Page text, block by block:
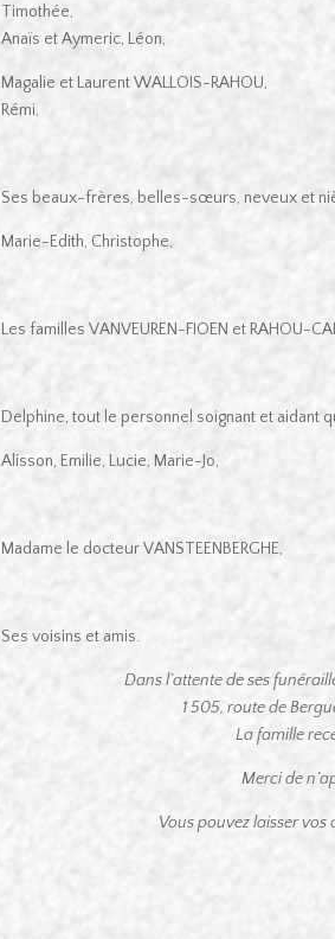
Timothée,
Anaïs et Aymeric, Léon,
Magalie et Laurent WALLOIS-RAHOU,
Rémi,
Ses beaux-frères, belles-sœurs, neveux et
Marie-Edith, Christophe,
Les familles VANVEUREN-FIOEN et RAHOU-
Delphine, tout le personnel soignant et aidant
Alisson, Emilie, Lucie, Marie-Jo,
Madame le docteur VANSTEENBERGHE,
Ses voisins et amis.
Dans l’attente de ses
1 505, route de
La famille
Merci de
Vous pouvez laisser